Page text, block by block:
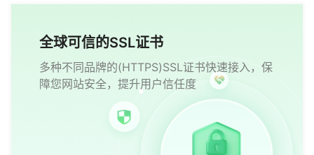
全球可信的SSL证书
多种不同品牌的(HTTPS)SSL证书快速接入，保
障您网站安全，提升用户信任度